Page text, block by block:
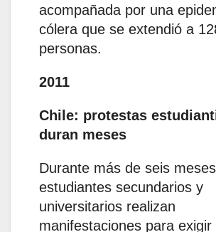
acompañada por una
cólera que se extendió a
personas.
2011
Chile: protestas
duran meses
Durante más de seis
estudiantes secundarios y
universitarios realizan
manifestaciones para exigir